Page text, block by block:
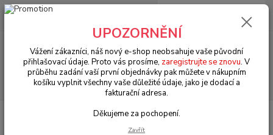
Menu
Hledat
+420 602 330 329
0 Kč
VW Bus Typ 2 (1967 » 79) Motorové díly (Engine parts)
UPOZORNĚNÍ
Vážení zákazníci, náš nový e-shop neobsahuje vaše původní
přihlašovací údaje. Proto vás prosíme, zaregistrujte se znovu. V
průběhu zadání vaší první objednávky pak můžete v nákupním
košíku vyplnit všechny vaše důležité údaje, jako je dodací a
fakturační adresa.
Děkujeme za pochopení.
Zavřít